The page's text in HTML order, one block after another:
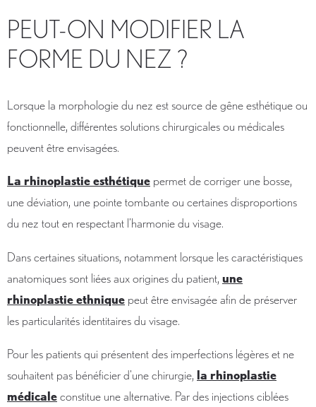
PEUT-ON MODIFIER LA
FORME DU NEZ ?
Lorsque la morphologie du nez est source de gêne esthétique ou
fonctionnelle, différentes solutions chirurgicales ou médicales
peuvent être envisagées.
La rhinoplastie esthétique permet de corriger une bosse,
une déviation, une pointe tombante ou certaines disproportions
du nez tout en respectant l’harmonie du visage.
Dans certaines situations, notamment lorsque les caractéristiques
anatomiques sont liées aux origines du patient, une
rhinoplastie ethnique peut être envisagée afin de préserver
les particularités identitaires du visage.
Pour les patients qui présentent des imperfections légères et ne
souhaitent pas bénéficier d'une chirurgie, la rhinoplastie
médicaleconstitue une alternative. Par des injections ciblées